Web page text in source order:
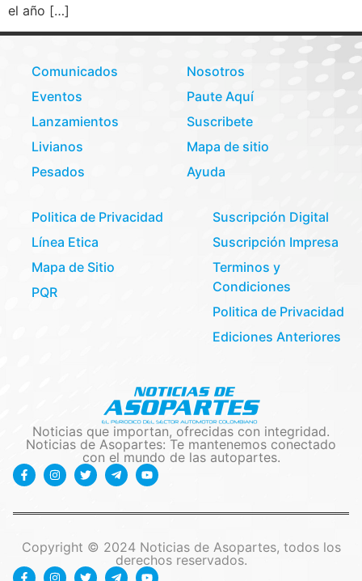
el año […]
Comunicados
Eventos
Lanzamientos
Livianos
Pesados
Nosotros
Paute Aquí
Suscribete
Mapa de sitio
Ayuda
Politica de Privacidad
Línea Etica
Mapa de Sitio
PQR
Suscripción Digital
Suscripción Impresa
Terminos y
Condiciones
Politica de Privacidad
Ediciones Anteriores
Noticias que importan, ofrecidas con integridad.
Noticias de Asopartes: Te mantenemos conectado
con el mundo de las autopartes.
Copyright © 2024 Noticias de Asopartes, todos los
derechos reservados.